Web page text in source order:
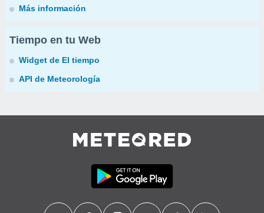
Más información
Tiempo en tu Web
Widget de El tiempo
API de Meteorología